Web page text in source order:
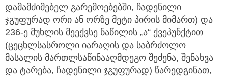
დამამძიმებელ გარემოებებში, ჩადენილი
ჯგუფურად ორი ან ორზე მეტი პირის მიმართ) და
236-ე მუხლის მეექვსე ნაწილის „ა“ ქვეპუნქტით
(ცეცხლსასროლი იარაღის და საბრძოლო
მასალის მართლსაწინააღმდეგო შეძენა, შენახვა
და ტარება, ჩადენილი ჯგუფურად) წარედგინათ,